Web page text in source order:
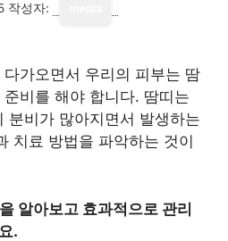
작성자:
가오면서 우리의 피부는 땀
비를 해야 합니다. 땀띠는
분비가 많아지면서 발생하는
치료 방법을 파악하는 것이
알아보고 효과적으로 관리
.